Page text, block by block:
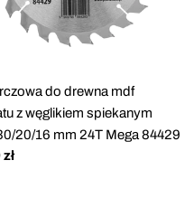
do drewna mdf
z węglikiem spiekanym
20/16 mm 24T Mega 84429